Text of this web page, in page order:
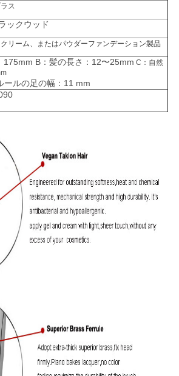
ス
ックウッド
リーム、またはパウダーファンデーション製品
175mm B：髪の長さ：12〜25mm C：自然
ールの足の幅：11 mm